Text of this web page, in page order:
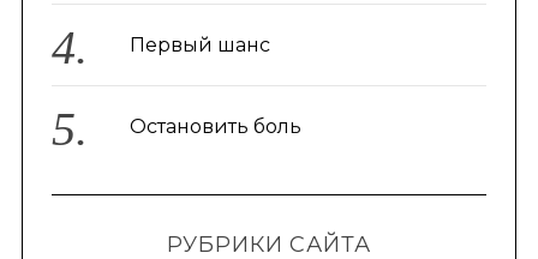
Первый шанс
Остановить боль
РУБРИКИ САЙТА